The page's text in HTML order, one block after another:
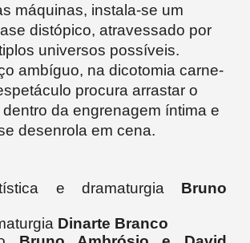
máquinas, instala-se um
distópico, atravessado por
universos possíveis.
ambíguo, na dicotomia carne-
procura arrastar o
da engrenagem íntima e
desenrola em cena.
e dramaturgia Bruno
Dinarte Branco